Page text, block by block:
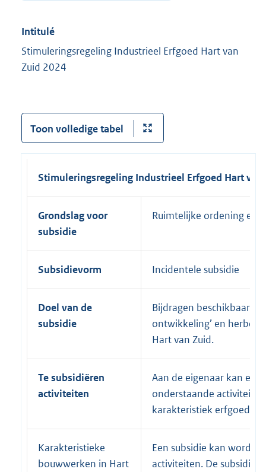
Intitulé
Stimuleringsregeling Industrieel Erfgoed Hart van
Zuid 2024
Toon volledige tabel
Stimuleringsregeling Industrieel Erfgoed Hart van
Grondslag voor
subsidie
Ruimtelijke ordening en
Subsidievorm Incidentele subsidie
Doel van de
subsidie
Bijdragen beschikbaar
ontwikkeling’ en
Hart van Zuid.
Te subsidiëren
activiteiten
Aan de eigenaar kan
onderstaande
karakteristiek erfgoed
Karakteristieke
bouwwerken in Hart
Een subsidie kan
activiteiten. De subsidie